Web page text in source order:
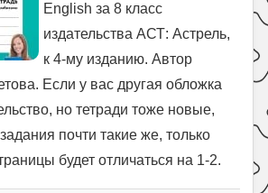
English за 8 класс
издательства АСТ: Астрель,
к 4-му изданию. Автор
Если у вас другая обложка
но тетради тоже новые,
почти такие же, только
будет отличаться на 1-2.